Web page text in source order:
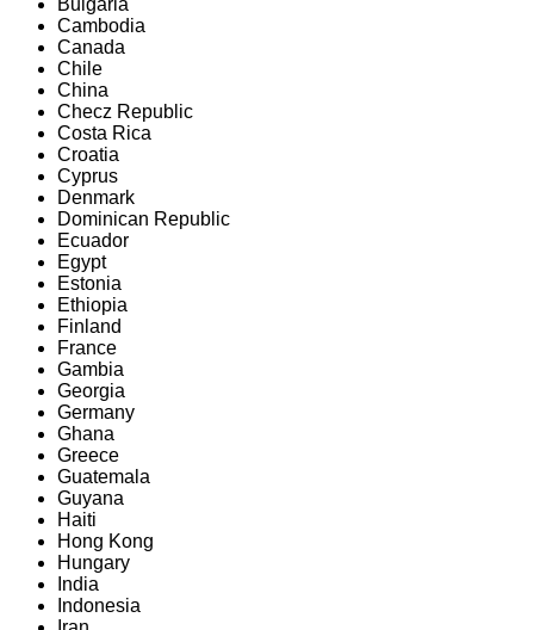
Cambodia
Canada
Chile
China
Checz Republic
Costa Rica
Croatia
Cyprus
Denmark
Dominican Republic
Ecuador
Egypt
Estonia
Ethiopia
Finland
France
Gambia
Georgia
Germany
Ghana
Greece
Guatemala
Guyana
Haiti
Hong Kong
Hungary
India
Indonesia